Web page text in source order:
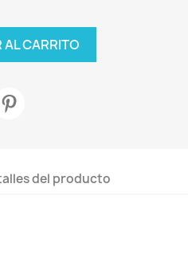
AL CARRITO
del producto